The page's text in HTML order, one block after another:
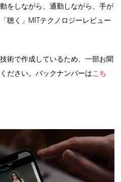
をしながら、通勤しながら、手が
聴く」MITテクノロジーレビュー
術で作成しているため、一部お聞
ださい。バックナンバーはこち